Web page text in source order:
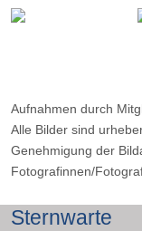
Ort: Oberholte
Aufnahmen durch
Alle Bilder sind
Genehmigung der
Fotografinnen/
Sternwarte